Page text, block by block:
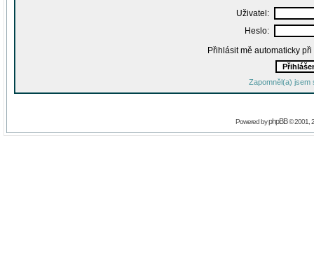
Uživatel:
Heslo:
Přihlásit mě automaticky
Zapomněl(a) jsem
Powered byphpBB© 2001,